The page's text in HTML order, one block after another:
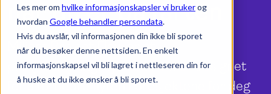
Les mer om hvilke informasjonskapsler vi brukerog
hvordan Google behandler persondata.
Hvis du avslår, vil informasjonen din ikke bli sporet
når du besøker denne nettsiden. En enkelt
informasjonskapsel vil bli lagret i nettleseren din for
å huske at du ikke ønsker å bli sporet.
Bransjer
Ressurser
når du er på farten
Milient Project Flow er et
prosjektstyringssystem som er designet
for å forbedre flyten i prosjektene for deg